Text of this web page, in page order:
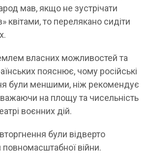
мав, якщо не зустрічати
квітами, то перелякано сидіти
власних можливостей та
пояснює, чому російські
були меншими, ніж рекомендує
на площу та чисельність
воєнних дій.
були відверто
повномасштабної війни.